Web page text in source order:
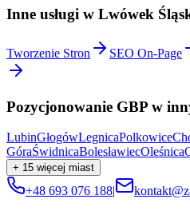
Inne usługi w Lwówek
Tworzenie Stron SEO On-Page
Pozycjonowanie GBP w
LubinGłogówLegnicaPolkowice
GóraŚwidnicaBolesławiecOleśnica
+ 15 więcej miast
+48 693 076 188|